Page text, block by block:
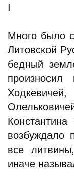
I
Много было
Литовской
бедный
произносил
Константина
возбуждало
все
иначе